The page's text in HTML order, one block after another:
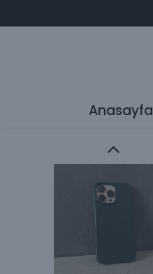
Anasayfa